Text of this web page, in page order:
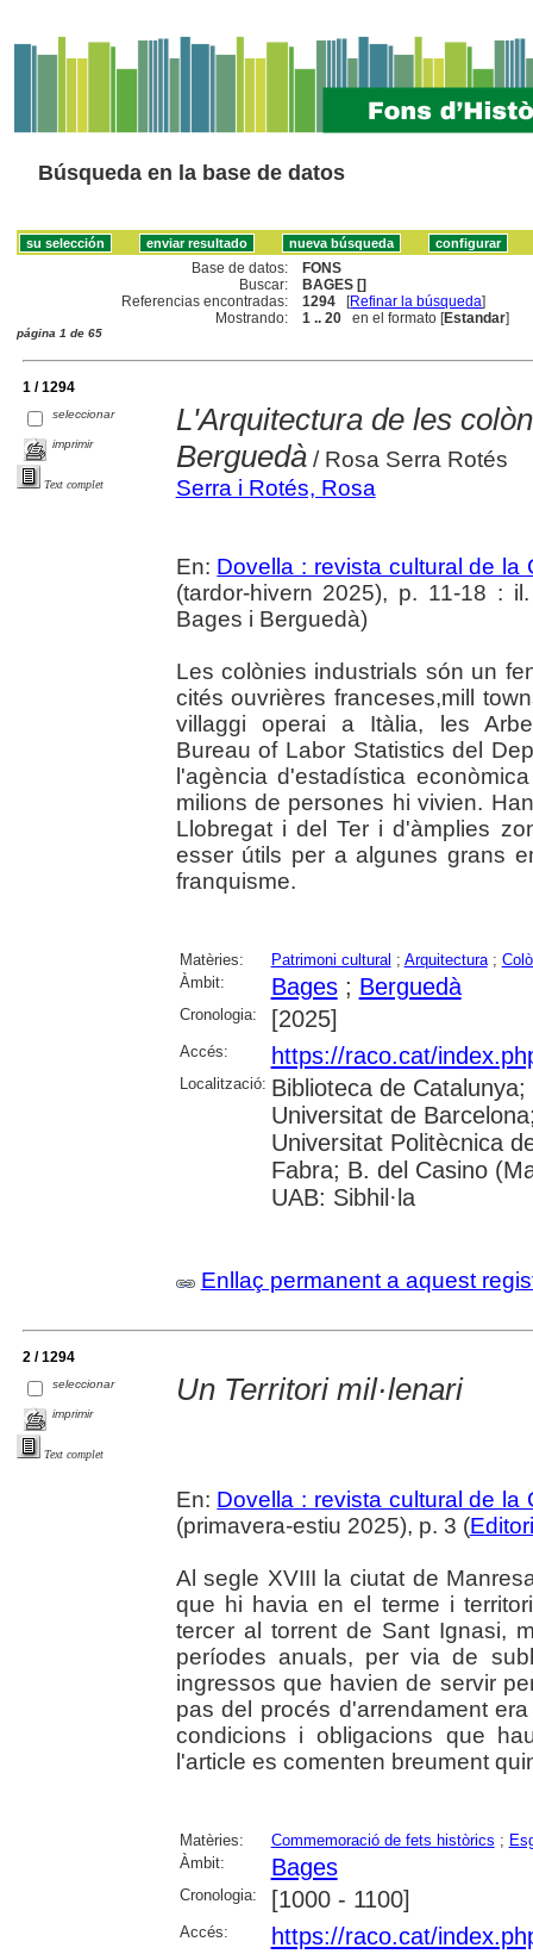
Búsqueda en la base de datos
Base de datos:
FONS
Buscar:
BAGES []
Referencias encontradas:
1294 [Refinar la búsqueda]
Mostrando:
1 .. 20 en el formato [Estandar]
página 1 de 65
1 / 1294
seleccionar
imprimir
Text complet
L'Arquitectura de les
Berguedà/ Rosa Serra Rotés
Serra i Rotés, Rosa
En: Dovella : revista cultural de la
(tardor-hivern 2025), p. 11-18 :
Bages i Berguedà)
Les colònies industrials són un
cités ouvrières franceses,mill
villaggi operai a Itàlia, les
Bureau of Labor Statistics del
l'agència d'estadística
milions de persones hi vivien.
Llobregat i del Ter i d'àmplies
esser útils per a algunes grans
franquisme.
Matèries: Patrimoni cultural ; Arquitectura;
Àmbit:
Bages; Berguedà
Cronologia: [2025]
Accés: https://raco.cat/
Localització: Biblioteca de
Universitat de
Universitat Politècnica
Fabra; B. del Casino
UAB: Sibhil·la
Enllaç permanent a aquest
2 / 1294
seleccionar
imprimir
Text complet
Un Territori mil·lenari
En: Dovella : revista cultural de la
(primavera-estiu 2025), p. 3 (
Al segle XVIII la ciutat de
que hi havia en el terme i
tercer al torrent de Sant Ignasi,
períodes anuals, per via de
ingressos que havien de servir
pas del procés d'arrendament
condicions i obligacions que
l'article es comenten breument
Matèries: Commemoració de fets històrics ;
Àmbit:
Bages
Cronologia: [1000 - 1100]
Accés: https://raco.cat/